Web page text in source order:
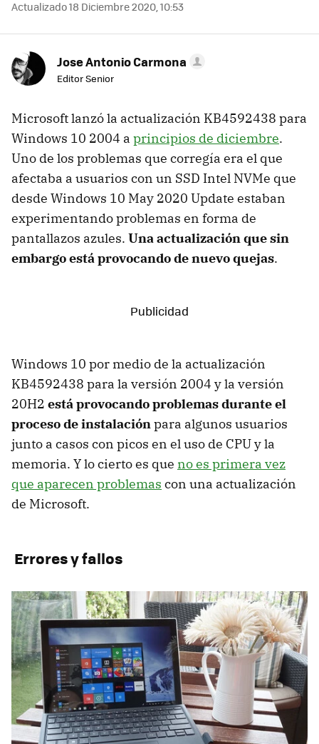
Actualizado 18 Diciembre 2020, 10:53
Jose Antonio Carmona
Editor Senior
Microsoft lanzó la actualización KB4592438 para
Windows 10 2004 a principios de diciembre.
Uno de los problemas que corregía era el que
afectaba a usuarios con un SSD Intel NVMe que
desde Windows 10 May 2020 Update estaban
experimentando problemas en forma de
pantallazos azules. Una actualización que sin
embargo está provocando de nuevo quejas.
Windows 10 por medio de la actualización
KB4592438 para la versión 2004 y la versión
20H2 está provocando problemas durante el
proceso de instalaciónpara algunos usuarios
junto a casos con picos en el uso de CPU y la
memoria. Y lo cierto es que no es primera vez
que aparecen problemas con una actualización
de Microsoft.
Errores y fallos